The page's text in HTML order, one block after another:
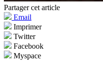
Partager cet article
Email
Imprimer
Twitter
Facebook
Myspace